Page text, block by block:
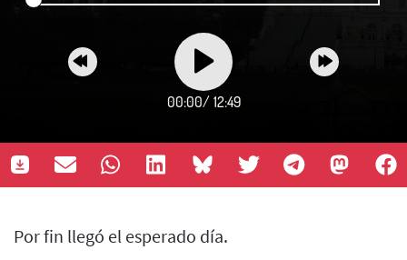
00:00/ 12:49
Por fin llegó el esperado día.